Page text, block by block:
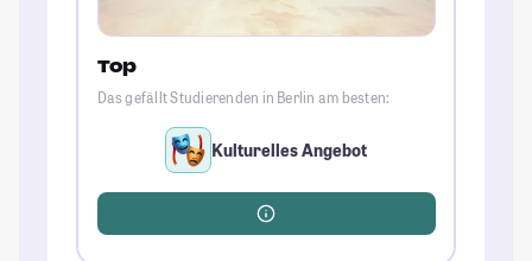
Top
Das gefällt Studierenden in Berlin am besten:
Kulturelles Angebot